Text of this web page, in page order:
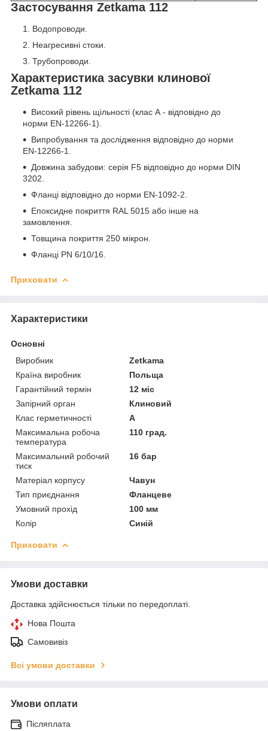
Застосування Zetkama 112
Водопроводи.
Неагресивні стоки.
Трубопроводи.
Характеристика засувки клинової
Zetkama 112
Високий рівень щільності (клас А - відповідно до
норми EN-12266-1).
Випробування та дослідження відповідно до норми
EN-12266-1.
Довжина забудови: серія F5 відповідно до норми DIN
3202.
Фланці відповідно до норми EN-1092-2.
Епоксидне покриття RAL 5015 або інше на
замовлення.
Товщина покриття 250 мікрон.
Фланці PN 6/10/16.
Приховати
Характеристики
Основні
Виробник
Zetkama
Країна виробник
Польща
Гарантійний термін
12 міс
Запірний орган
Клиновий
Клас герметичності
А
Максимальна робоча
температура
110 град.
Максимальний робочий
тиск
16 бар
Матеріал корпусу
Чавун
Тип приєднання
Фланцеве
Умовний прохід
100 мм
Колір
Синій
Приховати
Умови доставки
Доставка здійснюється тільки по передоплаті.
Нова Пошта
Самовивіз
Всі умови доставки
Умови оплати
Післяплата